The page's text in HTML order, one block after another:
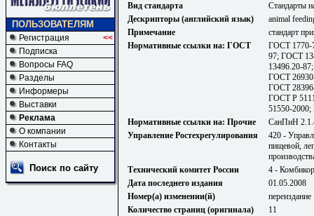
ПОЛЬЗОВАТЕЛЯМ
Регистрация
<<
Подписка
Вопросы FAQ
Разделы
Информеры
Выставки
Реклама
О компании
Контакты
Поиск по сайту
Вид стандарта
Стандарты
Дескрипторы (английский язык)
animal
Примечание
стандарт
Нормативные ссылки на: ГОСТ
ГОСТ 1770-
97; ГОСТ
13496.20-
ГОСТ
ГОСТ
ГОСТ Р
51550-
Нормативные ссылки на: Прочие
СанПиН
Управление Ростехрегулирования
420 -
пищевой,
Технический комитет России
4 -
Дата последнего издания
01.05.2008
Номер(а) изменении(й)
переиздание
Количество страниц (оригинала)
11